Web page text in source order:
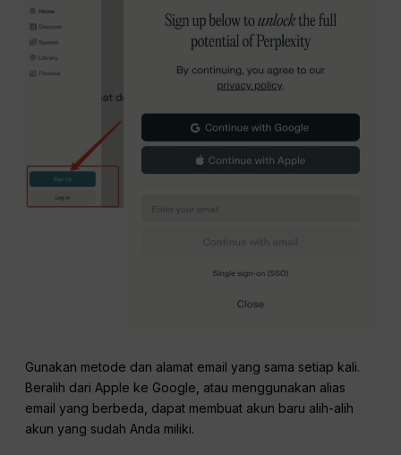
Gunakan metode dan alamat email yang sama setiap kali.
Beralih dari Apple ke Google, atau menggunakan alias
email yang berbeda, dapat membuat akun baru alih-alih
akun yang sudah Anda miliki.